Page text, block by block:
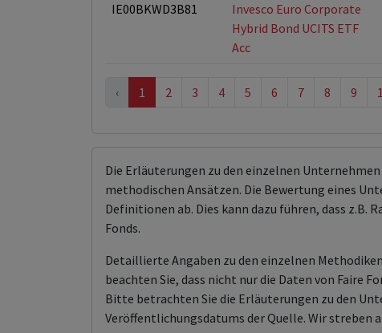
IE00BKWD3B81
Invesco Euro Corporate
Hybrid Bond UCITS ETF
Acc
‹ 1 2 3 4 5 6 7 8 9
Die Erläuterungen zu den einzelnen
methodischen Ansätzen. Die Bewertung eines
Definitionen ab. Dies kann dazu führen, dass
Fonds.
Detaillierte Angaben zu den einzelnen
beachten Sie, dass nicht nur die Daten von Faire
Bitte betrachten Sie die Erläuterungen zu den
Veröffentlichungsdatums der Quelle. Wir streben